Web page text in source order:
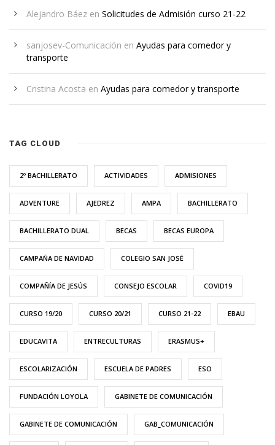
Alejandro Báez en Solicitudes de Admisión curso 21-22
sanjosev-Comunicación en Ayudas para comedor y
transporte
Cristina Acosta en Ayudas para comedor y transporte
TAG CLOUD
2º BACHILLERATO ACTIVIDADES ADMISIONES
ADVENTURE AJEDREZ AMPA BACHILLERATO
BACHILLERATO DUAL BECAS BECAS EUROPA
CAMPAÑA DE NAVIDAD COLEGIO SAN JOSÉ
COMPAÑÍA DE JESÚS CONSEJO ESCOLAR COVID19
CURSO 19/20 CURSO 20/21 CURSO 21-22 EBAU
EDUCAVITA ENTRECULTURAS ERASMUS+
ESCOLARIZACIÓN ESCUELA DE PADRES ESO
FUNDACIÓN LOYOLA GABINETE DE COMUNICACIÓN
GABINETE DE COMUNICACIÓN GAB_COMUNICACIÓN